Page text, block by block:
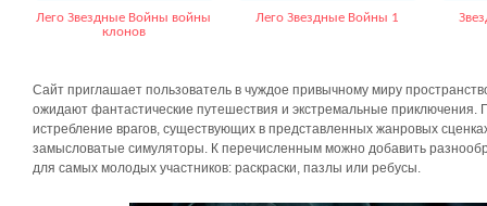
Лего Звездные Войны войны
клонов
Лего Звездные Войны 1
Сайт приглашает пользователь в чуждое привычному миру
ожидают фантастические путешествия и экстремальные приключения.
истребление врагов, существующих в представленных жанровых
замысловатые симуляторы. К перечисленным можно добавить
для самых молодых участников: раскраски, пазлы или ребусы.